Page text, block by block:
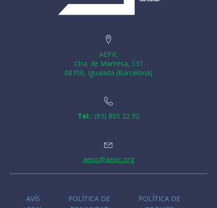
AEPIC
Ctra. de Manresa, 131
08700, Igualada (Barcelona)
Tel.: (93) 805 22 92
aepic@aepic.org
AVÍS
POLÍTICA DE
POLÍTICA DE